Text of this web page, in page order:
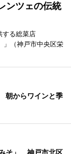
ンツェの伝統
する総菜店
」（神戸市中央区栄
朝からワインと季